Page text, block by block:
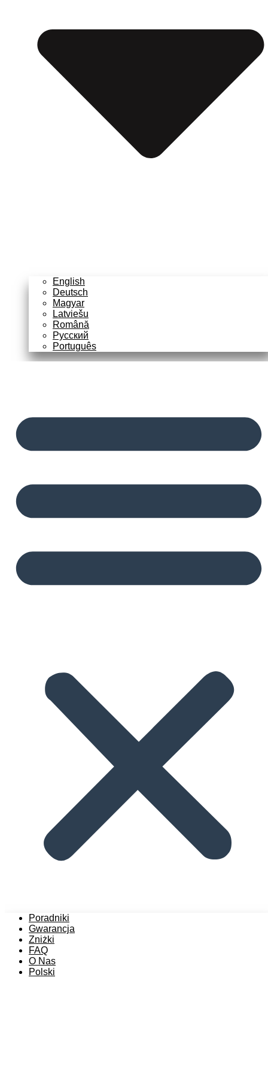
English
Deutsch
Magyar
Latviešu
Română
Русский
Português
Poradniki
Gwarancja
Zniżki
FAQ
O Nas
Polski